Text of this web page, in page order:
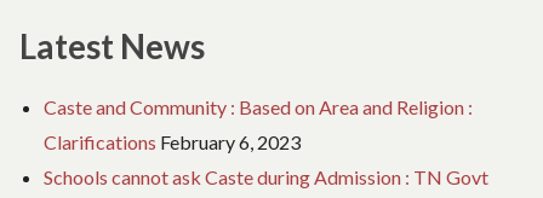
மற்றும்
பரிசுத்தொகை
Latest News
Caste and Community : Based on Area and Religion :
Clarifications February 6, 2023
Schools cannot ask Caste during Admission : TN Govt